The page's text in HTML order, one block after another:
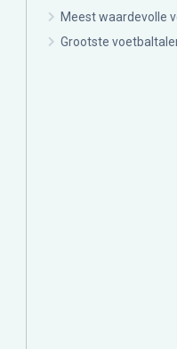
Meest waardevolle
Grootste